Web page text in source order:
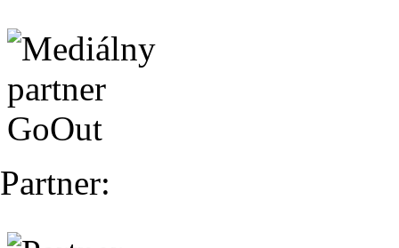
Partner: